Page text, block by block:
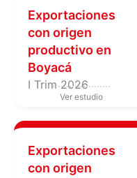
Exportaciones
con origen
productivo en
Boyacá
I Trim 2026
Exportaciones
con origen